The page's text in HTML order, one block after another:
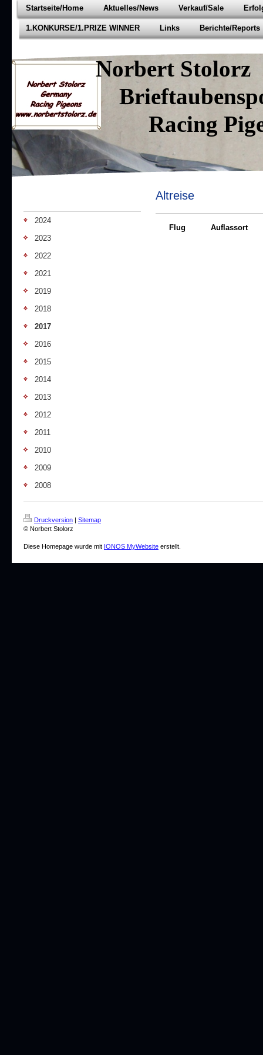
Startseite/Home Aktuelles/News Verkauf/Sale
1.KONKURSE/1.PRIZE WINNER Links Berichte/Reports
Norbert Stolorz
Racing
2024
2023
2022
2021
2019
2018
2017
2016
2015
2014
2013
2012
2011
2010
2009
2008
Altreise
Flug Auflassort
Druckversion | Sitemap
© Norbert Stolorz
Diese Homepage wurde mit IONOS MyWebsite erstellt.